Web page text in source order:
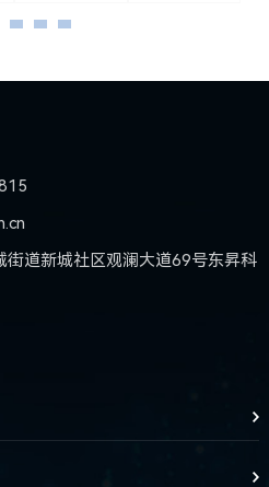
街道新城社区观澜大道69号东昇科